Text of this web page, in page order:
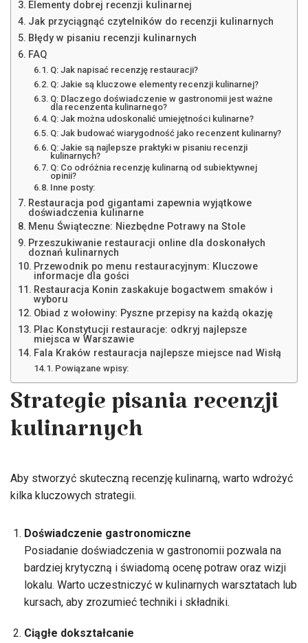
Elementy dobrej recenzji kulinarnej
Jak przyciągnąć czytelników do recenzji kulinarnych
Błędy w pisaniu recenzji kulinarnych
FAQ
Q: Jak napisać recenzję restauracji?
Q: Jakie są kluczowe elementy recenzji kulinarnej?
Q: Dlaczego doświadczenie w gastronomii jest ważne
dla recenzenta kulinarnego?
Q: Jak można udoskonalić umiejętności kulinarne?
Q: Jak budować wiarygodność jako recenzent kulinarny?
Q: Jakie są najlepsze praktyki w pisaniu recenzji
kulinarnych?
Q: Co odróżnia recenzję kulinarną od subiektywnej
opinii?
Inne posty:
Restauracja pod gigantami zapewnia wyjątkowe
doświadczenia kulinarne
Menu Świąteczne: Niezbędne Potrawy na Stole
Przeszukiwanie restauracji online dla doskonałych
doznań kulinarnych
Przewodnik po menu restauracyjnym: Kluczowe
informacje dla gości
Restauracja Konin zaskakuje bogactwem smaków i
wyboru
Obiad z wołowiny: Pyszne przepisy na każdą okazję
Plac Konstytucji restauracje: odkryj najlepsze
miejsca w Warszawie
Fala Kraków restauracja najlepsze miejsce nad Wisłą
Powiązane wpisy:
Strategie pisania recenzji
kulinarnych
Aby stworzyć skuteczną recenzję kulinarną, warto wdrożyć
kilka kluczowych strategii.
Doświadczenie gastronomiczne
Posiadanie doświadczenia w gastronomii pozwala na
bardziej krytyczną i świadomą ocenę potraw oraz wizji
lokalu. Warto uczestniczyć w kulinarnych warsztatach lub
kursach, aby zrozumieć techniki i składniki.
Ciągłe dokształcanie